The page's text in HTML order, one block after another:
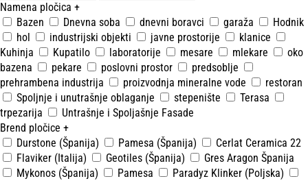
Namena pločica +
Bazen
Dnevna soba dnevni boravci garaža
Hodnik
hol
industrijski objekti javne prostorije
klanice
Kuhinja
Kupatilo laboratorije mesare mlekare
oko
bazena
pekare poslovni prostor
predsoblje
prehrambena industrija
proizvodnja mineralne vode
restoran
Spoljnje i unutrašnje oblaganje
stepenište
Terasa
trpezarija
Untrašnje i Spoljašnje Fasade
Brend pločice +
Durstone (Španija)
Pamesa (Španija)
Cerlat Ceramica 22
Flaviker (Italija)
Geotiles (Španija)
Gres Aragon Španija
Mykonos (Španija)
Pamesa
Paradyz Klinker (Poljska)